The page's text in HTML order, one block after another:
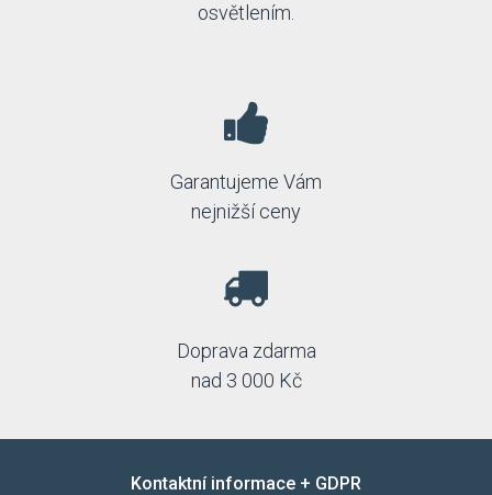
osvětlením.
Garantujeme Vám
nejnižší ceny
Doprava zdarma
nad 3 000 Kč
Kontaktní informace + GDPR